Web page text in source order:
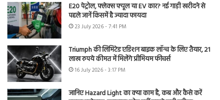
E20 पेट्रोल, फ्लेक्स फ्यूल या EV कार? नई गाड़ी खरीदने से
पहले जानें किसमें है ज्यादा फायदा
23 July 2026 - 7:41 PM
Triumph की लिमिटेड एडिशन बाइक लॉन्च के लिए तैयार, 21
लाख रुपये कीमत में मिलेंगे प्रीमियम फीचर्स
16 July 2026 - 3:17 PM
जानिए Hazard Light का क्या काम है, कब और कैसे करें